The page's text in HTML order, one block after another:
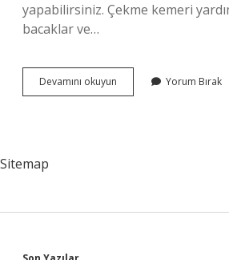
yapabilirsiniz. Çekme kemeri
bacaklar ve…
Devamını okuyun
Nedir
Yorum Bırak
Sitemap